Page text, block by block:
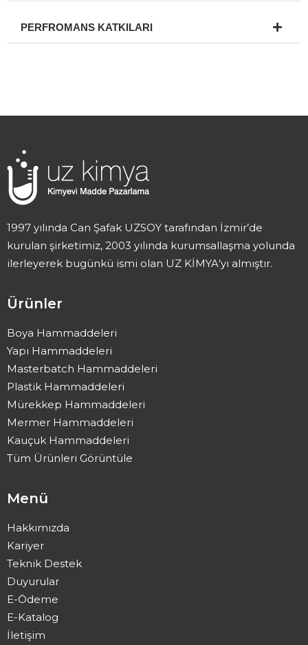
PERFROMANS KATKILARI
1997 yılında Can Şafak UZSOY tarafından İzmir’de
kurulan şirketimiz, 2003 yılında kurumsallaşma yolunda
ilerleyerek bugünkü ismi olan UZ KİMYA’yı almıştır.
Ürünler
Boya Hammaddeleri
Yapı Hammaddeleri
Masterbatch Hammaddeleri
Plastik Hammaddeleri
Mürekkep Hammaddeleri
Mermer Hammaddeleri
Kauçuk Hammaddeleri
Tüm Ürünleri Görüntüle
Menü
Hakkımızda
Kariyer
Teknik Destek
Duyurular
E-Ödeme
E-Katalog
İletişim